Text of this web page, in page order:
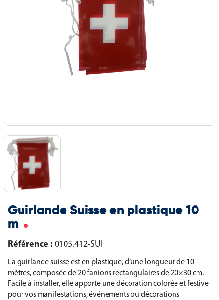
Guirlande Suisse en plastique 10
m
Référence : 0105.412-SUI
La guirlande suisse est en plastique, d’une longueur de 10
mètres, composée de 20 fanions rectangulaires de 20×30 cm.
Facile à installer, elle apporte une décoration colorée et festive
pour vos manifestations, événements ou décorations